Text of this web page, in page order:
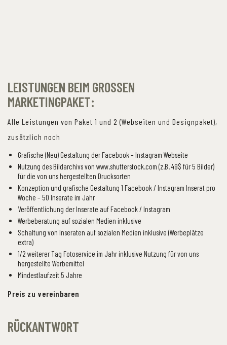
LEISTUNGEN BEIM GROSSEN M
ARKETINGPAKET:
Alle Leistungen von Paket 1 und 2 (Webseiten und Designpaket),
zusätzlich noch
Grafische (Neu) Gestaltung der Facebook – Instagram Webseite
Nutzung des Bildarchivs von www.shutterstock.com (z.B. 49$ für 5 Bilder)
für die von uns hergestellten Drucksorten
Konzeption und grafische Gestaltung 1 Facebook / Instagram Inserat pro
Woche – 50 Inserate im Jahr
Veröffentlichung der Inserate auf Facebook / Instagram
Werbeberatung auf sozialen Medien inklusive
Schaltung von Inseraten auf sozialen Medien inklusive (Werbeplätze
extra)
1/2 weiterer Tag Fotoservice im Jahr inklusive Nutzung für von uns
hergestellte Werbemittel
Mindestlaufzeit 5 Jahre
Preis zu vereinbaren
RÜCKANTWORT